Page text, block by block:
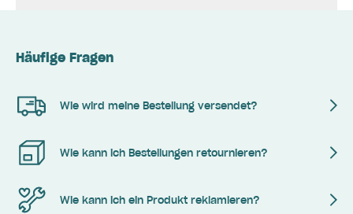
Häufige Fragen
Wie wird meine Bestellung versendet?
Wie kann ich Bestellungen retournieren?
Wie kann ich ein Produkt reklamieren?